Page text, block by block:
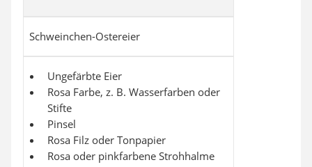
Schweinchen-Ostereier
Ungefärbte Eier
Rosa Farbe, z. B. Wasserfarben oder
Stifte
Pinsel
Rosa Filz oder Tonpapier
Rosa oder pinkfarbene Strohhalme